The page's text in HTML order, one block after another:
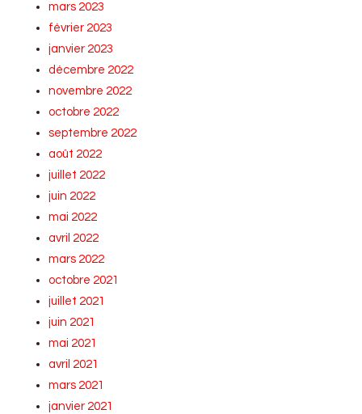
mars 2023
février 2023
janvier 2023
décembre 2022
novembre 2022
octobre 2022
septembre 2022
août 2022
juillet 2022
juin 2022
mai 2022
avril 2022
mars 2022
octobre 2021
juillet 2021
juin 2021
mai 2021
avril 2021
mars 2021
janvier 2021